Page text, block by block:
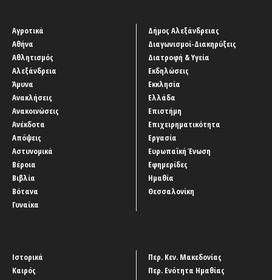
Αγροτικά
Αθήνα
Αθλητισμός
Αλεξάνδρεια
Άμυνα
Ανακλήσεις
Ανακοινώσεις
Ανέκδοτα
Απόψεις
Αστυνομικά
Βέροια
Βιβλία
Βότανα
Γυναίκα
Δήμος Αλεξάνδρειας
Διαγωνισμοί-Διακηρύξεις
Διατροφή & Υγεία
Εκδηλώσεις
Εκκλησία
Ελλάδα
Επιστήμη
Επιχειρηματικότητα
Εργασία
Ευρωπαϊκή Ένωση
Εφημερίδες
Ημαθία
Θεσσαλονίκη
Ιστορικά
Καιρός
Περ. Κεν. Μακεδονίας
Περ. Ενότητα Ημαθίας